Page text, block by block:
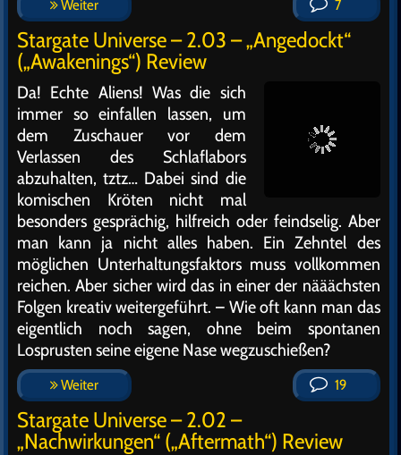
Weiter 7
Stargate Universe – 2.03 – „Angedockt“
(„Awakenings“) Review
Da! Echte Aliens! Was die sich
immer so einfallen lassen, um
dem Zuschauer vor dem
Verlassen des Schlaflabors
abzuhalten, tztz… Dabei sind die
komischen Kröten nicht mal
besonders gesprächig, hilfreich oder feindselig. Aber
man kann ja nicht alles haben. Ein Zehntel des
möglichen Unterhaltungsfaktors muss vollkommen
reichen. Aber sicher wird das in einer der nääächsten
Folgen kreativ weitergeführt. – Wie oft kann man das
eigentlich noch sagen, ohne beim spontanen
Losprusten seine eigene Nase wegzuschießen?
Weiter 19
Stargate Universe – 2.02 –
„Nachwirkungen“ („Aftermath“) Review